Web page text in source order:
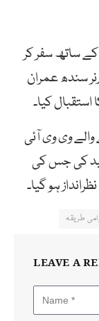
ساتھ سفر کر
سندھ عمران
کیا۔
وی وی آئی
کی جس کی
ہو گیا۔
طریقہ
LEAVE A